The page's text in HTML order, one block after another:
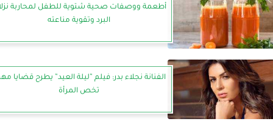
أطعمة ووصفات صحية شتوية للطفل لمحاربة
البرد وتقوية مناعته
الفنانة نجلاء بدر: فيلم ”ليلة العيد” يطرح قضايا
تخص المرأة